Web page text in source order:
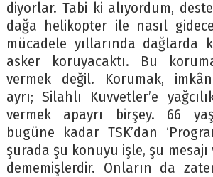
diyorlar. Tabi ki alıyordum,
dağa helikopter ile nasıl
mücadele yıllarında dağlarda
asker koruyacaktı. Bu
vermek değil. Korumak,
ayrı; Silahlı Kuvvetler’e
vermek apayrı birşey. 66
bugüne kadar TSK’dan
şurada şu konuyu işle, şu mesajı
dememişlerdir. Onların da